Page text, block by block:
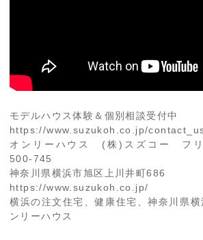
モデルハウス体験＆個別相談受付中
https://www.suzukoh.co.jp/
オンリーハウス (株)スズコー フリ
500-745
神奈川県横浜市旭区上川井町686
https://www.suzukoh.co.jp/
横浜の注文住宅、健康住宅、神奈川県
ンリーハウス